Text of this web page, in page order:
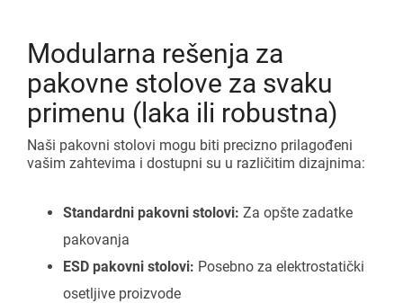
Modularna rešenja za
pakovne stolove za svaku
primenu (laka ili robustna)
Naši pakovni stolovi mogu biti precizno prilagođeni
vašim zahtevima i dostupni su u različitim dizajnima:
Standardni pakovni stolovi: Za opšte zadatke
pakovanja
ESD pakovni stolovi: Posebno za elektrostatički
osetljive proizvode